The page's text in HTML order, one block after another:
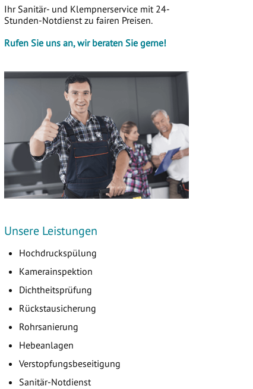
Ihr Sanitär- und Klempnerservice mit 24-
Stunden-Notdienst zu fairen Preisen.
Rufen Sie uns an, wir beraten Sie gerne!
Unsere Leistungen
Hochdruckspülung
Kamerainspektion
Dichtheitsprüfung
Rückstausicherung
Rohrsanierung
Hebeanlagen
Verstopfungsbeseitigung
Sanitär-Notdienst